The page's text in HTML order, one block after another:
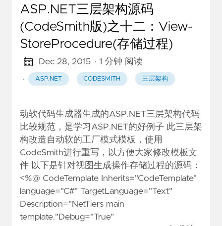
ASP.NET三层架构源码
(CodeSmith版)之十二：View-
StoreProcedure(存储过程)
Dec 28, 2015 · 1 分钟 阅读
·
ASP.NET CODESMITH 三层架构
动软代码生成器生成的ASP.NET三层架构代码
比较规范，是学习ASP.NET的好例子 此三层架
构改造自动软的工厂模式模板，使用
CodeSmith进行重写，以方便大家修改模板文
件 以下是针对视图生成操作存储过程的源码：
<%@ CodeTemplate Inherits="CodeTemplate"
language="C#" TargetLanguage="Text"
Description="NetTiers main
template."Debug="True"